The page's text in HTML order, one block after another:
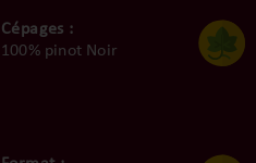
Cépages :
100% pinot Noir